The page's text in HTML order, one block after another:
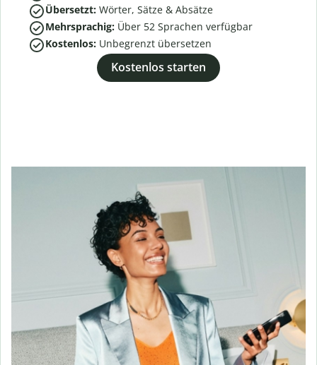
Übersetzt: Wörter, Sätze & Absätze
Mehrsprachig: Über 52 Sprachen verfügbar
Kostenlos: Unbegrenzt übersetzen
Kostenlos starten